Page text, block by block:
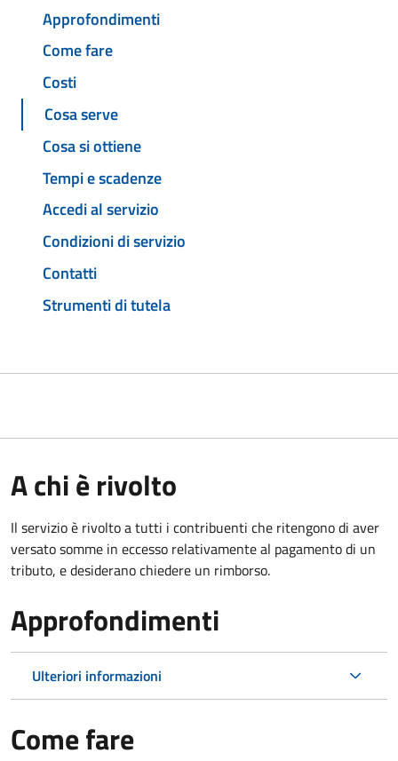
Approfondimenti
Come fare
Costi
Cosa serve
Cosa si ottiene
Tempi e scadenze
Accedi al servizio
Condizioni di servizio
Contatti
Strumenti di tutela
A chi è rivolto
Il servizio è rivolto a tutti i contribuenti che ritengono di aver
versato somme in eccesso relativamente al pagamento di un
tributo, e desiderano chiedere un rimborso.
Approfondimenti
Ulteriori informazioni
Come fare